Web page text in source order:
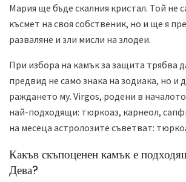
Мария ще бъде скалния кристал. Той не
късмет на своя собственик, но и ще я
разваляне и зли мисли на злодеи.
При избора на камък за защита трябва
предвид не само знака на зодиака, но и
раждането му. Virgos, родени в
най-подходящи: тюркоаз, карнеол,
на месеца астролозите съветват:
Какъв скъпоценен камък е
Дева?